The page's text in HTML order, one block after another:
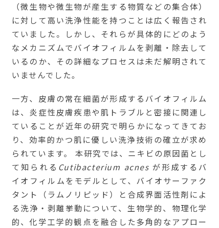
（微生物や微生物が産生する物質などの集合体）
に対して高い洗浄性能を持つことは広く報告され
ていました。しかし、それらが具体的にどのよう
なメカニズムでバイオフィルムを剥離・除去して
いるのか、その詳細なプロセスは未だ解明されて
いませんでした。
一方、皮膚の常在細菌が形成するバイオフィルム
は、炎症性皮膚疾患や肌トラブルと密接に関連し
ていることが近年の研究で明らかになってきてお
り、効率的かつ肌に優しい洗浄技術の確立が求め
られています。 本研究では、ニキビの原因菌とし
て知られる Cutibacterium acnesが形成するバ
イオフィルムをモデルとして、バイオサーファク
タント（ラムノリピッド）と合成界面活性剤によ
る洗浄・剥離挙動について、生物学的、物理化学
的、化学工学的観点を融合した多角的なアプロー